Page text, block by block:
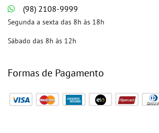
(98) 2108-9999
Segunda a sexta das 8h às 18h
Sábado das 8h às 12h
Formas de Pagamento